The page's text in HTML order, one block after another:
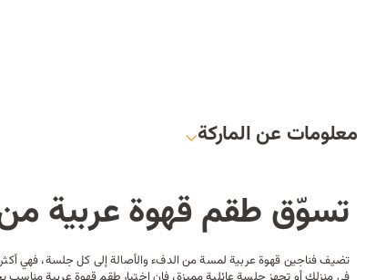
معلومات عن الماركة
تسوّق طقم قهوة عربية
تضيف فناجين قهوة عربية لمسة من الدفء والأصالة إلى كل جلسة، فهي